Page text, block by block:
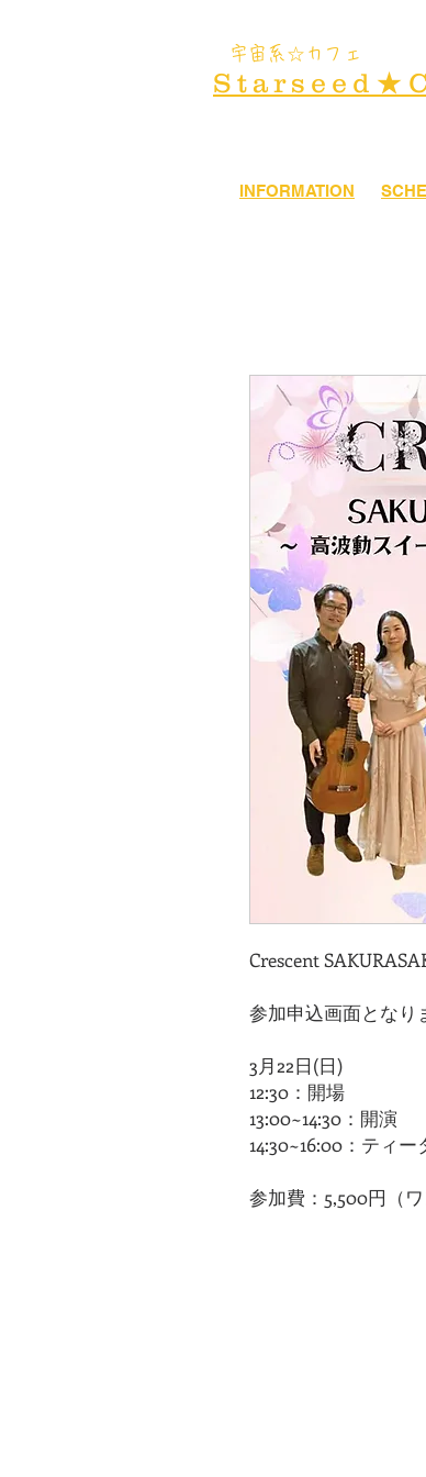
​宇宙系☆カフェ
INFORMATION
Crescent
参加申込画面となり
3月22日(日)
12:30：開場
13:00~14:30：開演
14:30~16:00：ティ
参加費：5,500円（ワ